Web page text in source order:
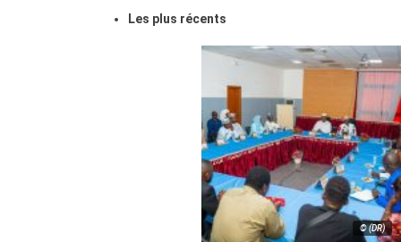
Les plus récents
© (DR)